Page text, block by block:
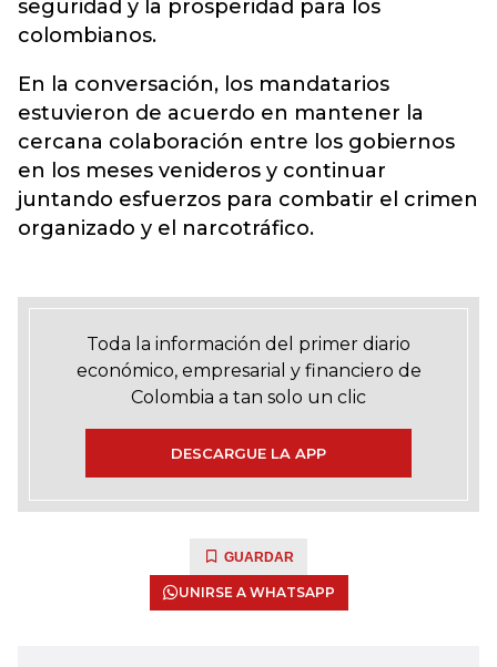
seguridad y la prosperidad para los
colombianos.
En la conversación, los mandatarios
estuvieron de acuerdo en mantener la
cercana colaboración entre los gobiernos
en los meses venideros y continuar
juntando esfuerzos para combatir el crimen
organizado y el narcotráfico.
Toda la información del primer diario
económico, empresarial y financiero de
Colombia a tan solo un clic
DESCARGUE LA APP
GUARDAR
UNIRSE A WHATSAPP